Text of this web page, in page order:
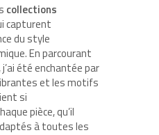
collections
capturent
du style
En parcourant
été enchantée par
et les motifs
si
pièce, qu’il
à toutes les